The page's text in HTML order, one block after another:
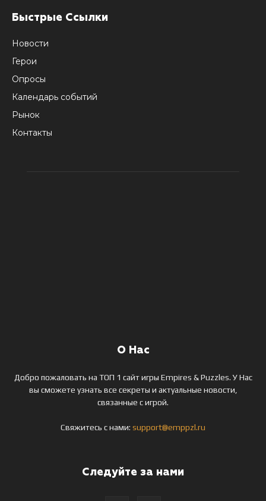
Быстрые Ссылки
Новости
Герои
Опросы
Календарь событий
Рынок
Контакты
О Нас
Добро пожаловать на ТОП 1 сайт игры Empires & Puzzles. У Нас
вы сможете узнать все секреты и актуальные новости,
связанные с игрой.
Свяжитесь с нами: support@emppzl.ru
Следуйте за нами